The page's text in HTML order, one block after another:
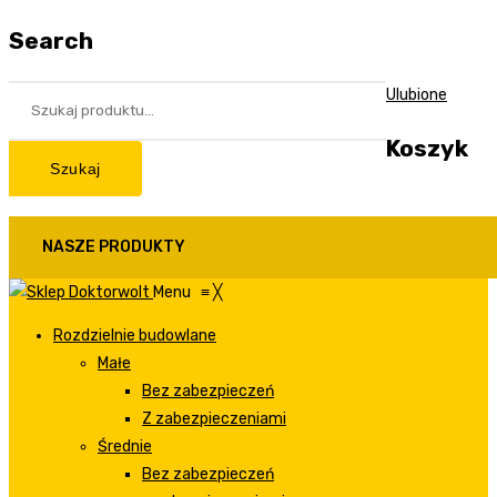
Search
Szukaj
Ulubione
Koszyk
NASZE PRODUKTY
Menu ≡╳
Rozdzielnie budowlane
Małe
Bez zabezpieczeń
Z zabezpieczeniami
Średnie
Bez zabezpieczeń